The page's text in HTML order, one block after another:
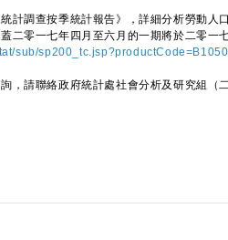
調查按季統計報告》，詳細分析勞動人
二零一七年四月至六月的一期將於二零一
sub/
請聯絡政府統計處社會分析及研究組（